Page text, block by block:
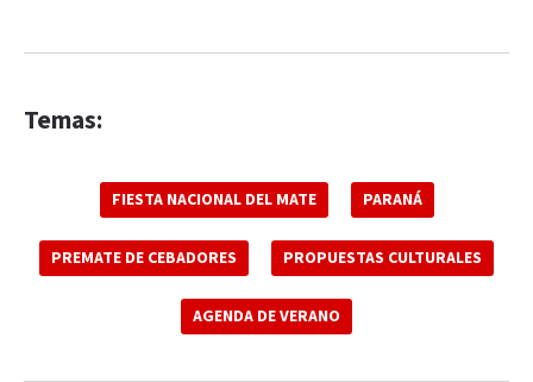
Temas:
FIESTA NACIONAL DEL MATE PARANÁ
PREMATE DE CEBADORES PROPUESTAS CULTURALES
AGENDA DE VERANO